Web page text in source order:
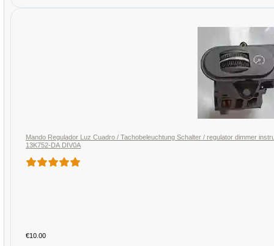
Mando Regulador Luz Cuadro / Tachobeleuchtung Schalter / regulator dimmer
13K752-DA DIV0A
€10.00